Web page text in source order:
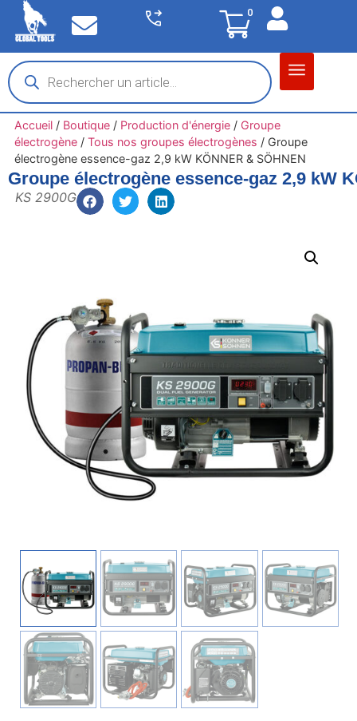
0
Accueil/ Boutique/ Production d'énergie/ Groupe
électrogène/ Tous nos groupes électrogènes / Groupe
électrogène essence-gaz 2,9 kW KÖNNER & SÖHNEN
Groupe électrogène essence-gaz 2,9 kW
KS 2900G